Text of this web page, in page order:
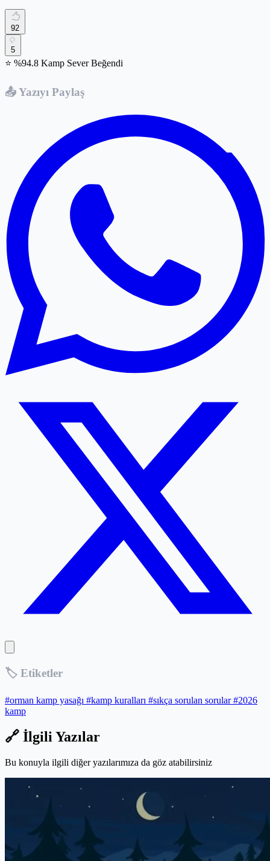
92
5
⭐ %94.8 Kamp Sever Beğendi
📤 Yazıyı Paylaş
🏷️ Etiketler
#orman kamp yasağı #kamp kuralları #sıkça sorulan sorular#2026
kamp
🔗 İlgili Yazılar
Bu konuyla ilgili diğer yazılarımıza da göz atabilirsiniz